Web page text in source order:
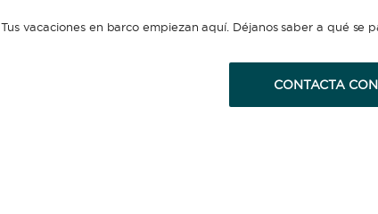
Tus vacaciones en barco empiezan aquí. Déjanos saber a qué
CONTACTA